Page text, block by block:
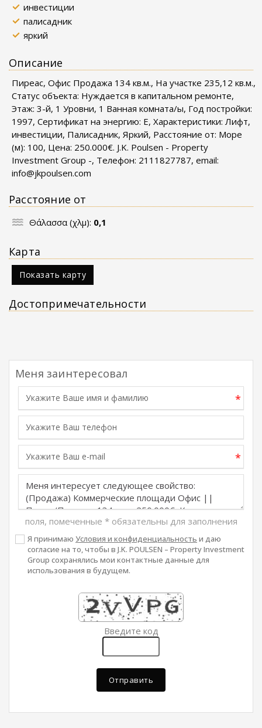
инвестиции
палисадник
яркий
Описание
Пиреас, Офис Продажа 134 кв.м., На участке 235,12 кв.м.,
Статус объекта: Нуждается в капитальном ремонте,
Этаж: 3-й, 1 Уровни, 1 Ванная комната/ы, Год постройки:
1997, Сертификат на энергию: E, Характеристики: Лифт,
инвестиции, Палисадник, Яркий, Расстояние от: Море
(м): 100, Цена: 250.000€. J.K. Poulsen - Property
Investment Group -, Телефон: 2111827787, email:
info@jkpoulsen.com
Расстояние от
Θάλασσα (χλμ): 0,1
Карта
Показать карту
Достопримечательности
Меня заинтересовал
*
*
поля, помеченные *обязательны для заполнения
Я принимаю Условия и конфиденциальность и даю
согласие на то, чтобы в J.K. POULSEN – Property Investment
Group сохранялись мои контактные данные для
использования в будущем.
Введите код
Отправить